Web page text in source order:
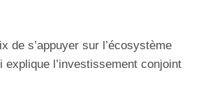
de s’appuyer sur l’écosystème
l’investissement conjoint